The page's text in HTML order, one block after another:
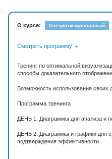
О курсе: Специализированный
Смотреть программу
Тренинг по оптимальной
способы доказательного
Возможность использования своих
Программа тренинга
ДЕНЬ 1. Диаграммы для анализа и
ДЕНЬ 2. Диаграммы и графики для
подтверждения эффективности